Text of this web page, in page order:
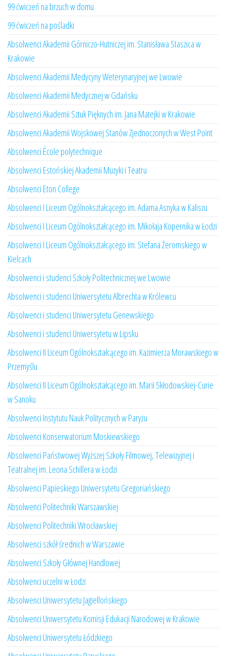
99 ćwiczeń na brzuch w domu
99 ćwiczeń na pośladki
Absolwenci Akademii Górniczo-Hutniczej im. Stanisława Staszica w
Krakowie
Absolwenci Akademii Medycyny Weterynaryjnej we Lwowie
Absolwenci Akademii Medycznej w Gdańsku
Absolwenci Akademii Sztuk Pięknych im. Jana Matejki w Krakowie
Absolwenci Akademii Wojskowej Stanów Zjednoczonych w West Point
Absolwenci École polytechnique
Absolwenci Estońskiej Akademii Muzyki i Teatru
Absolwenci Eton College
Absolwenci I Liceum Ogólnokształcącego im. Adama Asnyka w Kaliszu
Absolwenci I Liceum Ogólnokształcącego im. Mikołaja Kopernika w Łodzi
Absolwenci I Liceum Ogólnokształcącego im. Stefana Żeromskiego w
Kielcach
Absolwenci i studenci Szkoły Politechnicznej we Lwowie
Absolwenci i studenci Uniwersytetu Albrechta w Królewcu
Absolwenci i studenci Uniwersytetu Genewskiego
Absolwenci i studenci Uniwersytetu w Lipsku
Absolwenci II Liceum Ogólnokształcącego im. Kazimierza Morawskiego w
Przemyślu
Absolwenci II Liceum Ogólnokształcącego im. Marii Skłodowskiej-Curie
w Sanoku
Absolwenci Instytutu Nauk Politycznych w Paryżu
Absolwenci Konserwatorium Moskiewskiego
Absolwenci Państwowej Wyższej Szkoły Filmowej, Telewizyjnej i
Teatralnej im. Leona Schillera w Łodzi
Absolwenci Papieskiego Uniwersytetu Gregoriańskiego
Absolwenci Politechniki Warszawskiej
Absolwenci Politechniki Wrocławskiej
Absolwenci szkół średnich w Warszawie
Absolwenci Szkoły Głównej Handlowej
Absolwenci uczelni w Łodzi
Absolwenci Uniwersytetu Jagiellońskiego
Absolwenci Uniwersytetu Komisji Edukacji Narodowej w Krakowie
Absolwenci Uniwersytetu Łódzkiego